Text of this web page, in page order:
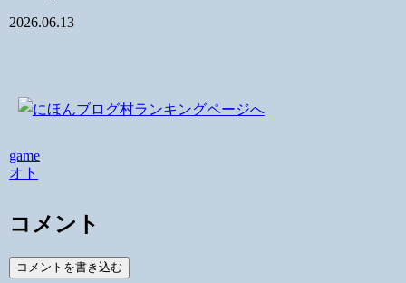
2026.06.13
game
オト
コメント
コメントを書き込む